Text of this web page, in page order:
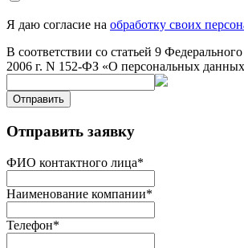
Я даю согласие на обработку своих
В соответствии со статьей 9
2006 г. N 152-ФЗ «О персональных
Отправить
Отправить заявку
ФИО контактного лица*
Наименование компании*
Телефон*